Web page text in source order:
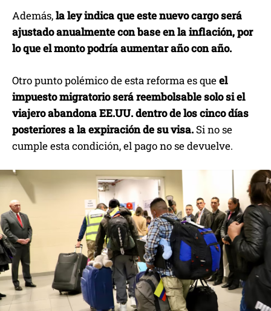
Además,la ley indica que este nuevo cargo será
ajustado anualmente con base en la inflación, por
lo que el monto podría aumentar año con año.
Otro punto polémico de esta reforma es queel
impuesto migratorio será reembolsable solo si el
viajero abandona EE.UU. dentro de los cinco días
posteriores a la expiración de su visa. Si no se
cumple esta condición, el pago no se devuelve.